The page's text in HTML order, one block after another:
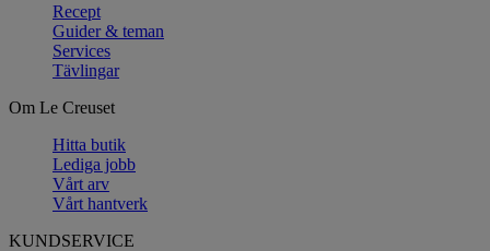
Recept
Guider & teman
Services
Tävlingar
Om Le Creuset
Hitta butik
Lediga jobb
Vårt arv
Vårt hantverk
KUNDSERVICE